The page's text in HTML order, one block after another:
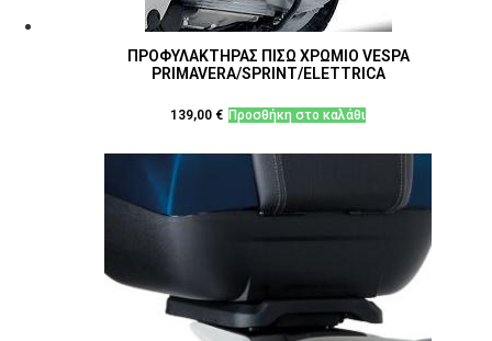
ΠΡΟΦΥΛΑΚΤΗΡΑΣ ΠΙΣΩ ΧΡΩΜΙΟ VESPA
PRIMAVERA/SPRINT/ELETTRICA
139,00 € Προσθήκη στο καλάθι